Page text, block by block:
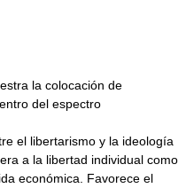
la colocación de
del espectro
el libertarismo y la ideología
a la libertad individual como
económica. Favorece el